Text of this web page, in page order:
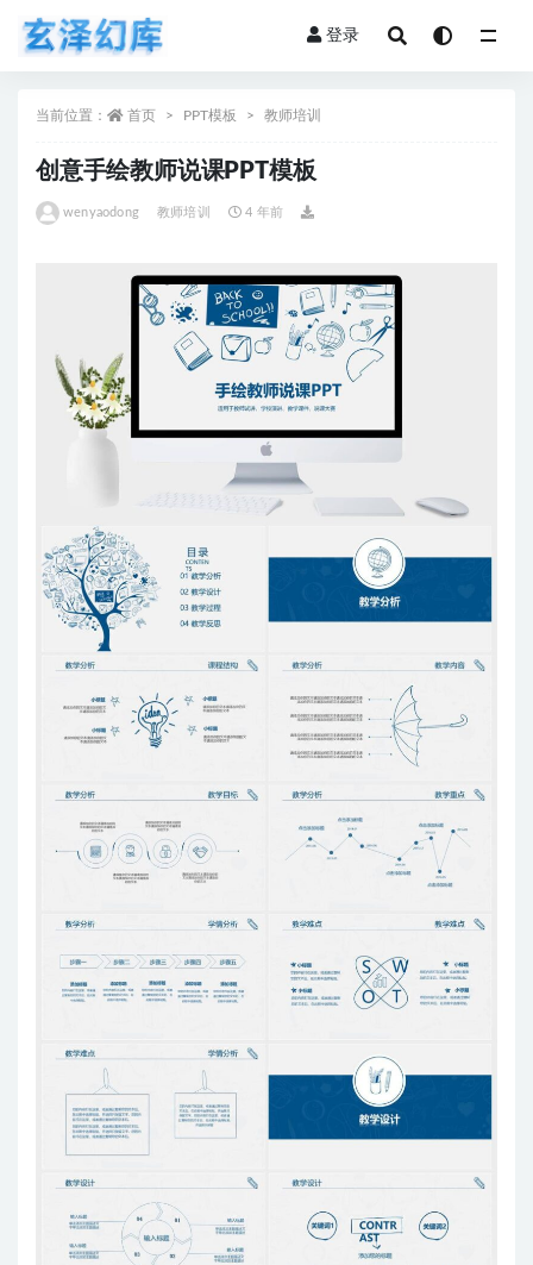
登录
当前位置： 首页 PPT模板 教师培训
创意手绘教师说课PPT模板
wenyaodong 教师培训 4 年前